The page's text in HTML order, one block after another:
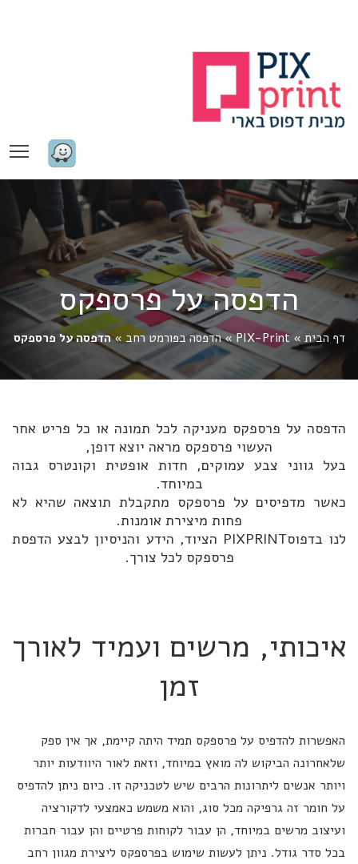
הדפסה על פרספקס
דף הבית »
PIX-Print
»הדפסה בפורמט רחב»הדפסה על פרספקס
הדפסה על פרספקס מעניקה לכל תמונה או כל פריט אחר
העשוי פרספקס מראה יוצא דופן,
בעל גווני צבע עמוקים, חדות אופטית וקונטרס גבוה
במיוחד.
כאשר מדפיסים על פרספקס מתקבלת תוצאה שהיא לא
פחות מיצירת אומנות.
לנו בדפוסPIXPRINT הציוד, הידע והניסיון לבצע הדפסת
פרספקס לכל צורך.
איכותי, מרשים ועמיד לאורך
זמן
האפשרות להדפיס על פרספקס תמיד היתה קיימת, אך אין ספק
שלאחרונה הביקוש לה מואץ במיוחד, וזאת לאור היוודעות יותר
ויותר אנשים ליתרונות הרבים שיש לטכניקה זו. כיום ניתן להדפיס
על חומר זה גרפיקה מכל סוג, והוא משמש כאמצעי לדקורציה
ועיצוב מרשים במיוחד, הן עבור לקוחות פרטיים והן עבור חברות
בכל סדר גודל. ניתן לעשות שימוש בפרספקס ליצירת מגוון רחב